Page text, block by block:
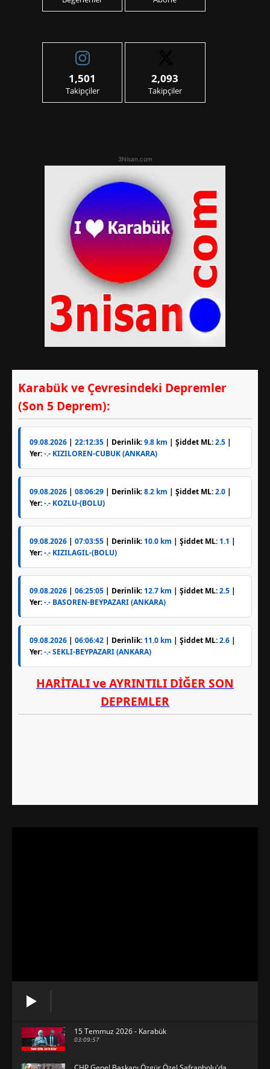
1,501
Takipçiler
2,093
Takipçiler
3Nisan.com
15 Temmuz 2026 - Karabük
03:09:57